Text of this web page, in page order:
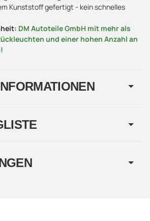
Kunststoff gefertigt - kein schnelles
DM Autoteile GmbH mit mehr als
und einer hohen Anzahl an